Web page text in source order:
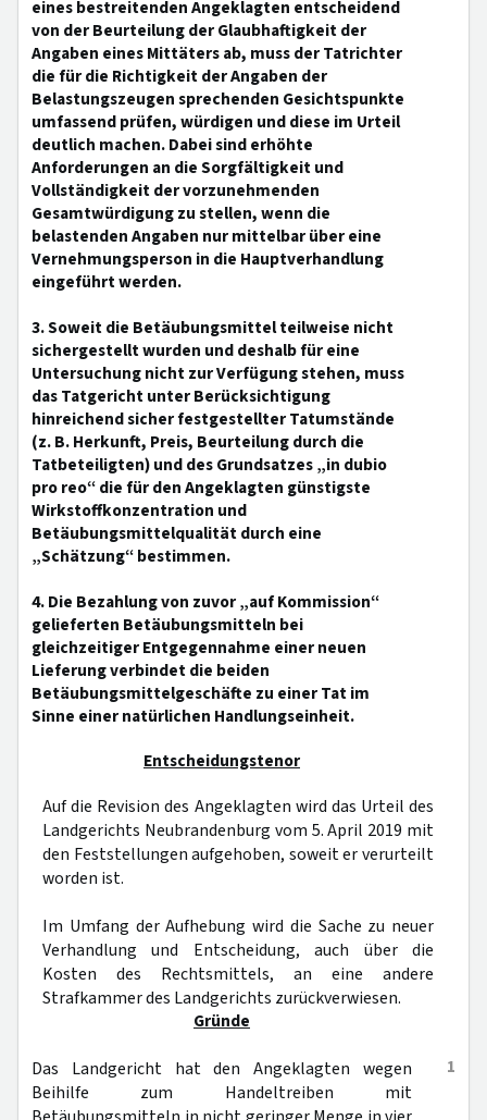
eines bestreitenden Angeklagten entscheidend
von der Beurteilung der Glaubhaftigkeit der
Angaben eines Mittäters ab, muss der Tatrichter
die für die Richtigkeit der Angaben der
Belastungszeugen sprechenden Gesichtspunkte
umfassend prüfen, würdigen und diese im Urteil
deutlich machen. Dabei sind erhöhte
Anforderungen an die Sorgfältigkeit und
Vollständigkeit der vorzunehmenden
Gesamtwürdigung zu stellen, wenn die
belastenden Angaben nur mittelbar über eine
Vernehmungsperson in die Hauptverhandlung
eingeführt werden.
3. Soweit die Betäubungsmittel teilweise nicht
sichergestellt wurden und deshalb für eine
Untersuchung nicht zur Verfügung stehen, muss
das Tatgericht unter Berücksichtigung
hinreichend sicher festgestellter Tatumstände
(z. B. Herkunft, Preis, Beurteilung durch die
Tatbeteiligten) und des Grundsatzes „in dubio
pro reo“ die für den Angeklagten günstigste
Wirkstoffkonzentration und
Betäubungsmittelqualität durch eine
„Schätzung“ bestimmen.
4. Die Bezahlung von zuvor „auf Kommission“
gelieferten Betäubungsmitteln bei
gleichzeitiger Entgegennahme einer neuen
Lieferung verbindet die beiden
Betäubungsmittelgeschäfte zu einer Tat im
Sinne einer natürlichen Handlungseinheit.
Entscheidungstenor
Auf die Revision des Angeklagten wird das Urteil des
Landgerichts Neubrandenburg vom 5. April 2019 mit
den Feststellungen aufgehoben, soweit er verurteilt
worden ist.
Im Umfang der Aufhebung wird die Sache zu neuer
Verhandlung und Entscheidung, auch über die
Kosten des Rechtsmittels, an eine andere
Strafkammer des Landgerichts zurückverwiesen.
Gründe
1
Das Landgericht hat den Angeklagten wegen
Beihilfe zum Handeltreiben mit